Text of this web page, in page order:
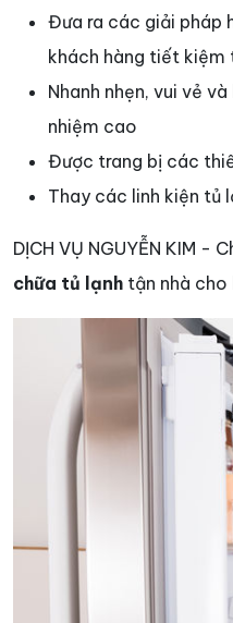
Đưa ra các giải pháp
khách hàng tiết kiệm
Nhanh nhẹn, vui vẻ
nhiệm cao
Được trang bị các
Thay các linh kiện tủ
DỊCH VỤ NGUYỄN KIM -
chữa tủ lạnh tận nhà cho